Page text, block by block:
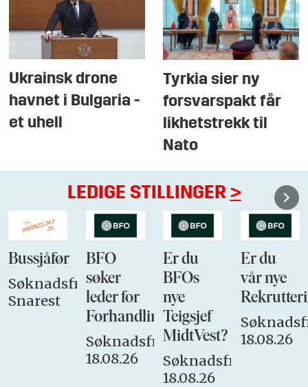
Ukrainsk drone
havnet i Bulgaria -
et uhell
Tyrkia sier ny
forsvarspakt får
likhetstrekk til
Nato
LEDIGE STILLINGER >
Bussjåfør
Søknadsfrist:
Snarest
BFO
søker
leder for
Forhandlingsutvalget
Søknadsfrist:
18.08.26
Er du
BFOs
nye
Teigsjef
MidtVest?
Søknadsfrist:
18.08.26
Er du
vår nye
18.08.26